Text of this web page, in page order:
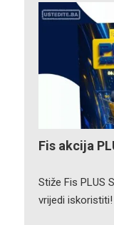
Fis akcija
Stiže Fis PLUS
vrijedi